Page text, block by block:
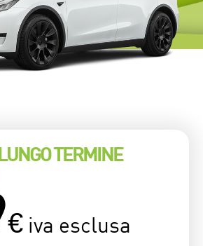
TERMINE
€ iva esclusa